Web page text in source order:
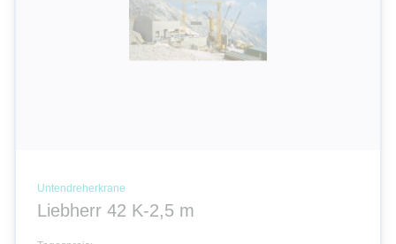
Untendreherkrane
Liebherr 42 K-2,5 m